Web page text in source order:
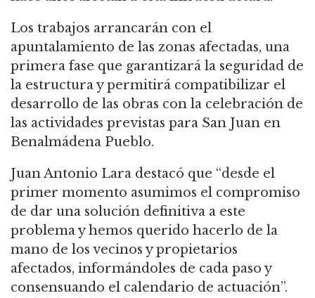
Los trabajos arrancarán con el
apuntalamiento de las zonas afectadas, una
primera fase que garantizará la seguridad de
la estructura y permitirá compatibilizar el
desarrollo de las obras con la celebración de
las actividades previstas para San Juan en
Benalmádena Pueblo.
Juan Antonio Lara destacó que “desde el
primer momento asumimos el compromiso
de dar una solución definitiva a este
problema y hemos querido hacerlo de la
mano de los vecinos y propietarios
afectados, informándoles de cada paso y
consensuando el calendario de actuación”.